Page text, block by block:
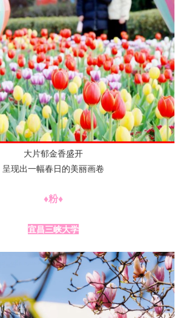
大片郁金香盛开
呈现出一幅春日的美丽画卷
♦粉♦
宜昌三峡大学